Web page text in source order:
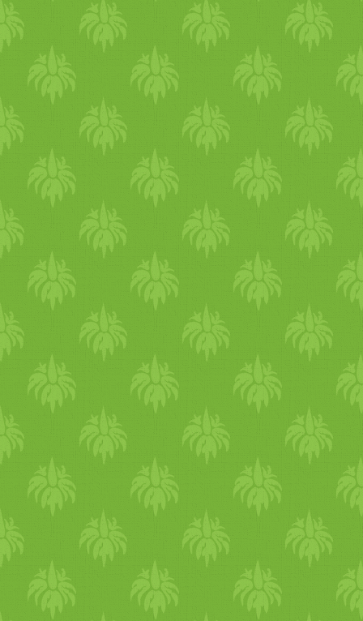
hogy tovább van világos,
munka után is belefér egy
mozgás. Végezz hátrahajlító
és csavaró
segítenek tisztítani a
Táplálkozás Táplálkozz
könnyedebben - ősszel, télen
kellettek a tartalmas ételek,
hogy a tested tudjon
védekezni a hideg ellen.
a könnyítésé a főszerep.
Kevesebb zsír, kevesebb
szénhidrát. Jöhetnek a friss
saláták, retek, rukkola,